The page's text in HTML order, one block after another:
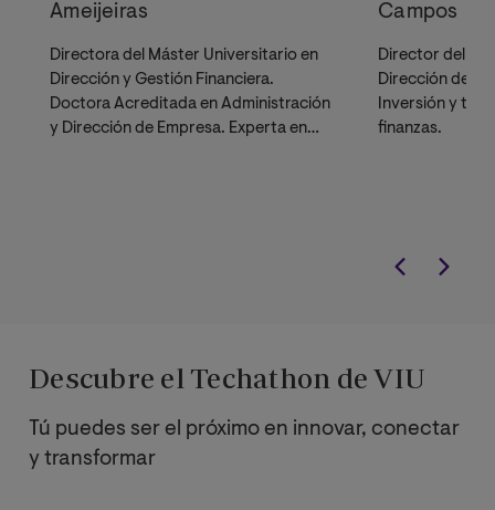
Ameijeiras
Directora del Máster Universitario en
Dirección y Gestión Financiera.
Doctora Acreditada en Administración
y Dirección de Empresa. Experta en
Campos
Director del
Dirección de
Inversión y
finanzas.
Descubre el Techathon de VIU
Tú puedes ser el próximo en innovar, conectar
y transformar